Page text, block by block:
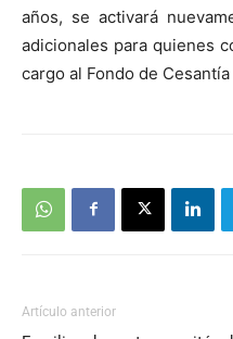
años, se activará
adicionales para quienes
cargo al Fondo de
Artículo anterior